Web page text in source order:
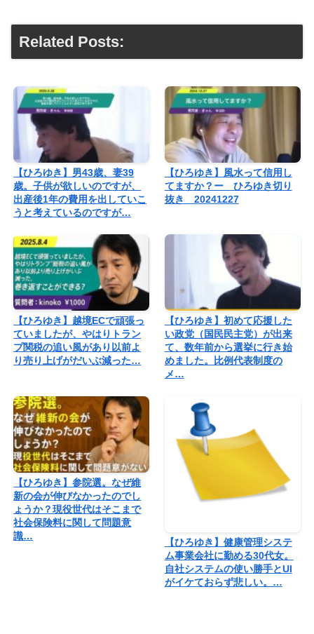
Related Posts:
【ひろゆき】男43歳、妻39
歳。子供が欲しいのですが、
出産後1年の費用を出していこ
うと考えているのですが…
【ひろゆき】風水って信用し
てますか？ー ひろゆき切り
抜き 20241227
【ひろゆき】越境ECで頑張っ
ていましたが、やはりトラン
プ関税の追い風があり以前よ
り売り上げがだいぶ減った…
【ひろゆき】初めて応援した
い政党（国民民主党）が出来
て、数年前から選挙に行き始
めました。比例代表制度の
メ…
【ひろゆき】参院選。なぜ維
新の会が伸びなかったのでし
ょうか？現役世代はそこまで
社会保険料に関して問題意
識…
【ひろゆき】健康管理システ
ム事業会社に勤める30代女。
自社システムの使い勝手とUI
がイケておらず悲しい。…